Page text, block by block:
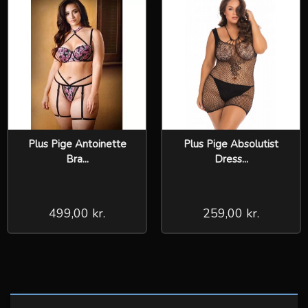
Plus Pige Antoinette
Bra...
499,00 kr.
Plus Pige Absolutist
Dress...
259,00 kr.